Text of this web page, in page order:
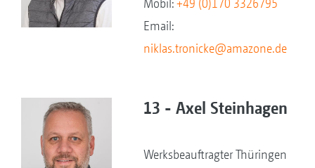
Mobil:+49 (0)170 3326795
Email:
niklas.tronicke@amazone.de
13 - Axel Steinhagen
Werksbeauftragter Thüringen